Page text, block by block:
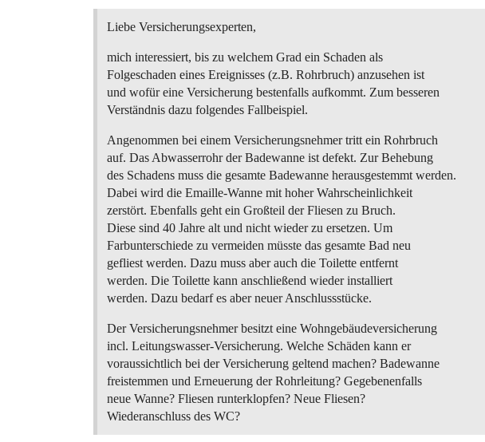
Liebe Versicherungsexperten,
mich interessiert, bis zu welchem Grad ein Schaden als
Folgeschaden eines Ereignisses (z.B. Rohrbruch) anzusehen ist
und wofür eine Versicherung bestenfalls aufkommt. Zum besseren
Verständnis dazu folgendes Fallbeispiel.
Angenommen bei einem Versicherungsnehmer tritt ein Rohrbruch
auf. Das Abwasserrohr der Badewanne ist defekt. Zur Behebung
des Schadens muss die gesamte Badewanne herausgestemmt werden.
Dabei wird die Emaille-Wanne mit hoher Wahrscheinlichkeit
zerstört. Ebenfalls geht ein Großteil der Fliesen zu Bruch.
Diese sind 40 Jahre alt und nicht wieder zu ersetzen. Um
Farbunterschiede zu vermeiden müsste das gesamte Bad neu
gefliest werden. Dazu muss aber auch die Toilette entfernt
werden. Die Toilette kann anschließend wieder installiert
werden. Dazu bedarf es aber neuer Anschlussstücke.
Der Versicherungsnehmer besitzt eine Wohngebäudeversicherung
incl. Leitungswasser-Versicherung. Welche Schäden kann er
voraussichtlich bei der Versicherung geltend machen? Badewanne
freistemmen und Erneuerung der Rohrleitung? Gegebenenfalls
neue Wanne? Fliesen runterklopfen? Neue Fliesen?
Wiederanschluss des WC?